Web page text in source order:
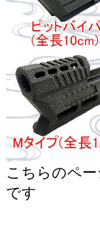
こちらのペー
です